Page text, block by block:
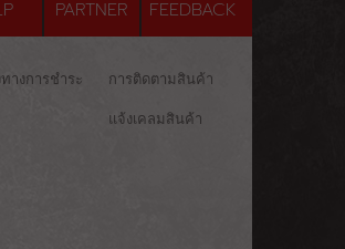
PARTNER FEEDBACK
างการชำระ
การติดตามสินค้า
แจ้งเคลมสินค้า